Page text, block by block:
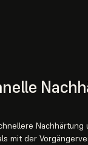
Nachhärtung
mit der